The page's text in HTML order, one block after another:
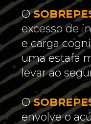
O
excesso de
e carga
uma estafa
levar ao
O
envolve o